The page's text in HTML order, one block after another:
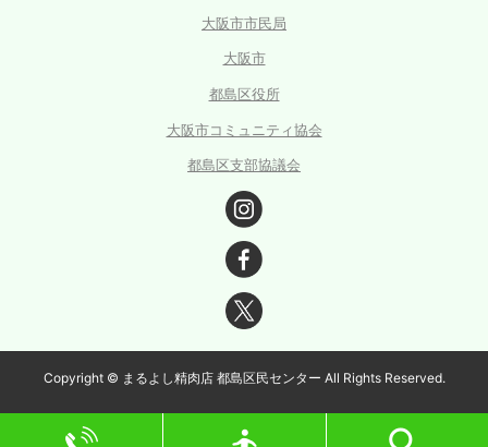
大阪市市民局
大阪市
都島区役所
大阪市コミュニティ協会
都島区支部協議会
Copyright © まるよし精肉店 都島区民センター All Rights Reserved.